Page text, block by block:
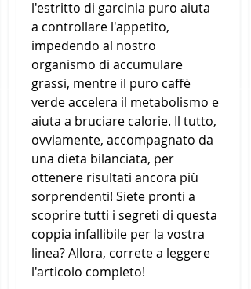
l'estritto di garcinia puro aiuta
a controllare l'appetito,
impedendo al nostro
organismo di accumulare
grassi, mentre il puro caffè
verde accelera il metabolismo e
aiuta a bruciare calorie. Il tutto,
ovviamente, accompagnato da
una dieta bilanciata, per
ottenere risultati ancora più
sorprendenti! Siete pronti a
scoprire tutti i segreti di questa
coppia infallibile per la vostra
linea? Allora, correte a leggere
l'articolo completo!